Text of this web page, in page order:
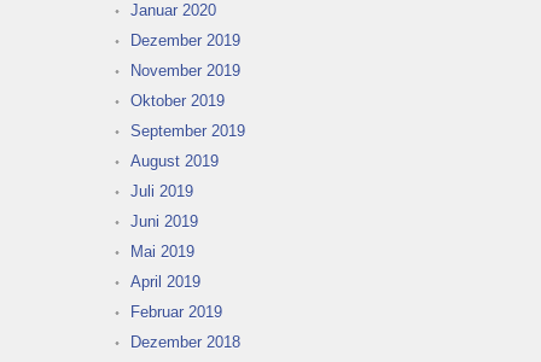
Januar 2020
Dezember 2019
November 2019
Oktober 2019
September 2019
August 2019
Juli 2019
Juni 2019
Mai 2019
April 2019
Februar 2019
Dezember 2018